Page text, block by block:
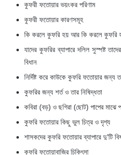
কুফরী ফতোয়ার ভয়ংকর পরিণাম
কুফরী ফতোয়ার কারণসমূহ
কি করলে কুফরি হয় আর কি করলে কুফরি
যাদের কুফরির ব্যাপারে দলিল সুস্পষ্ট
বিধান
নির্দিষ্ট করে কাউকে কুফরি ফতোয়ার জন্য
কুফরির জন্য শর্ত ও তার নিষিদ্ধতা
কবিরা (বড়) ও ছগিরা (ছোট) পাপের মাঝে
কুফরি ফতোয়ার কিছু ভুল চিত্র ও দৃশ্য
শাসকদের কুফরি ফতোয়ার ব্যাপারে দু’টি
কুফরি ফতোয়াবাজির চিকিৎসা